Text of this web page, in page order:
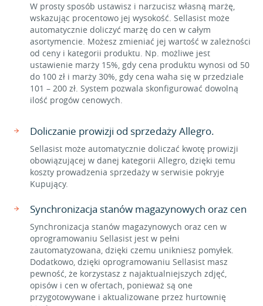
W prosty sposób ustawisz i narzucisz własną marżę,
wskazując procentowo jej wysokość. Sellasist może
automatycznie doliczyć marżę do cen w całym
asortymencie. Możesz zmieniać jej wartość w zależności
od ceny i kategorii produktu. Np. możliwe jest
ustawienie marży 15%, gdy cena produktu wynosi od 50
do 100 zł i marży 30%, gdy cena waha się w przedziale
101 – 200 zł. System pozwala skonfigurować dowolną
ilość progów cenowych.
Doliczanie prowizji od sprzedaży Allegro.
Sellasist może automatycznie doliczać kwotę prowizji
obowiązującej w danej kategorii Allegro, dzięki temu
koszty prowadzenia sprzedaży w serwisie pokryje
Kupujący.
Synchronizacja stanów magazynowych oraz cen
Synchronizacja stanów magazynowych oraz cen w
oprogramowaniu Sellasist jest w pełni
zautomatyzowana, dzięki czemu unikniesz pomyłek.
Dodatkowo, dzięki oprogramowaniu Sellasist masz
pewność, że korzystasz z najaktualniejszych zdjęć,
opisów i cen w ofertach, ponieważ są one
przygotowywane i aktualizowane przez hurtownię